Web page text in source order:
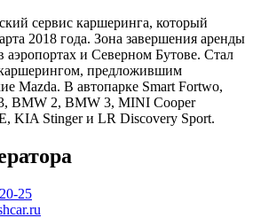
сервис каршеринга, который
2018 года. Зона завершения аренды
и Северном Бутове. Стал
предложившим
Mazda. В автопарке Smart Fortwo,
BMW 2, BMW 3, MINI Cooper
KIA Stinger и LR Discovery Sport.
25